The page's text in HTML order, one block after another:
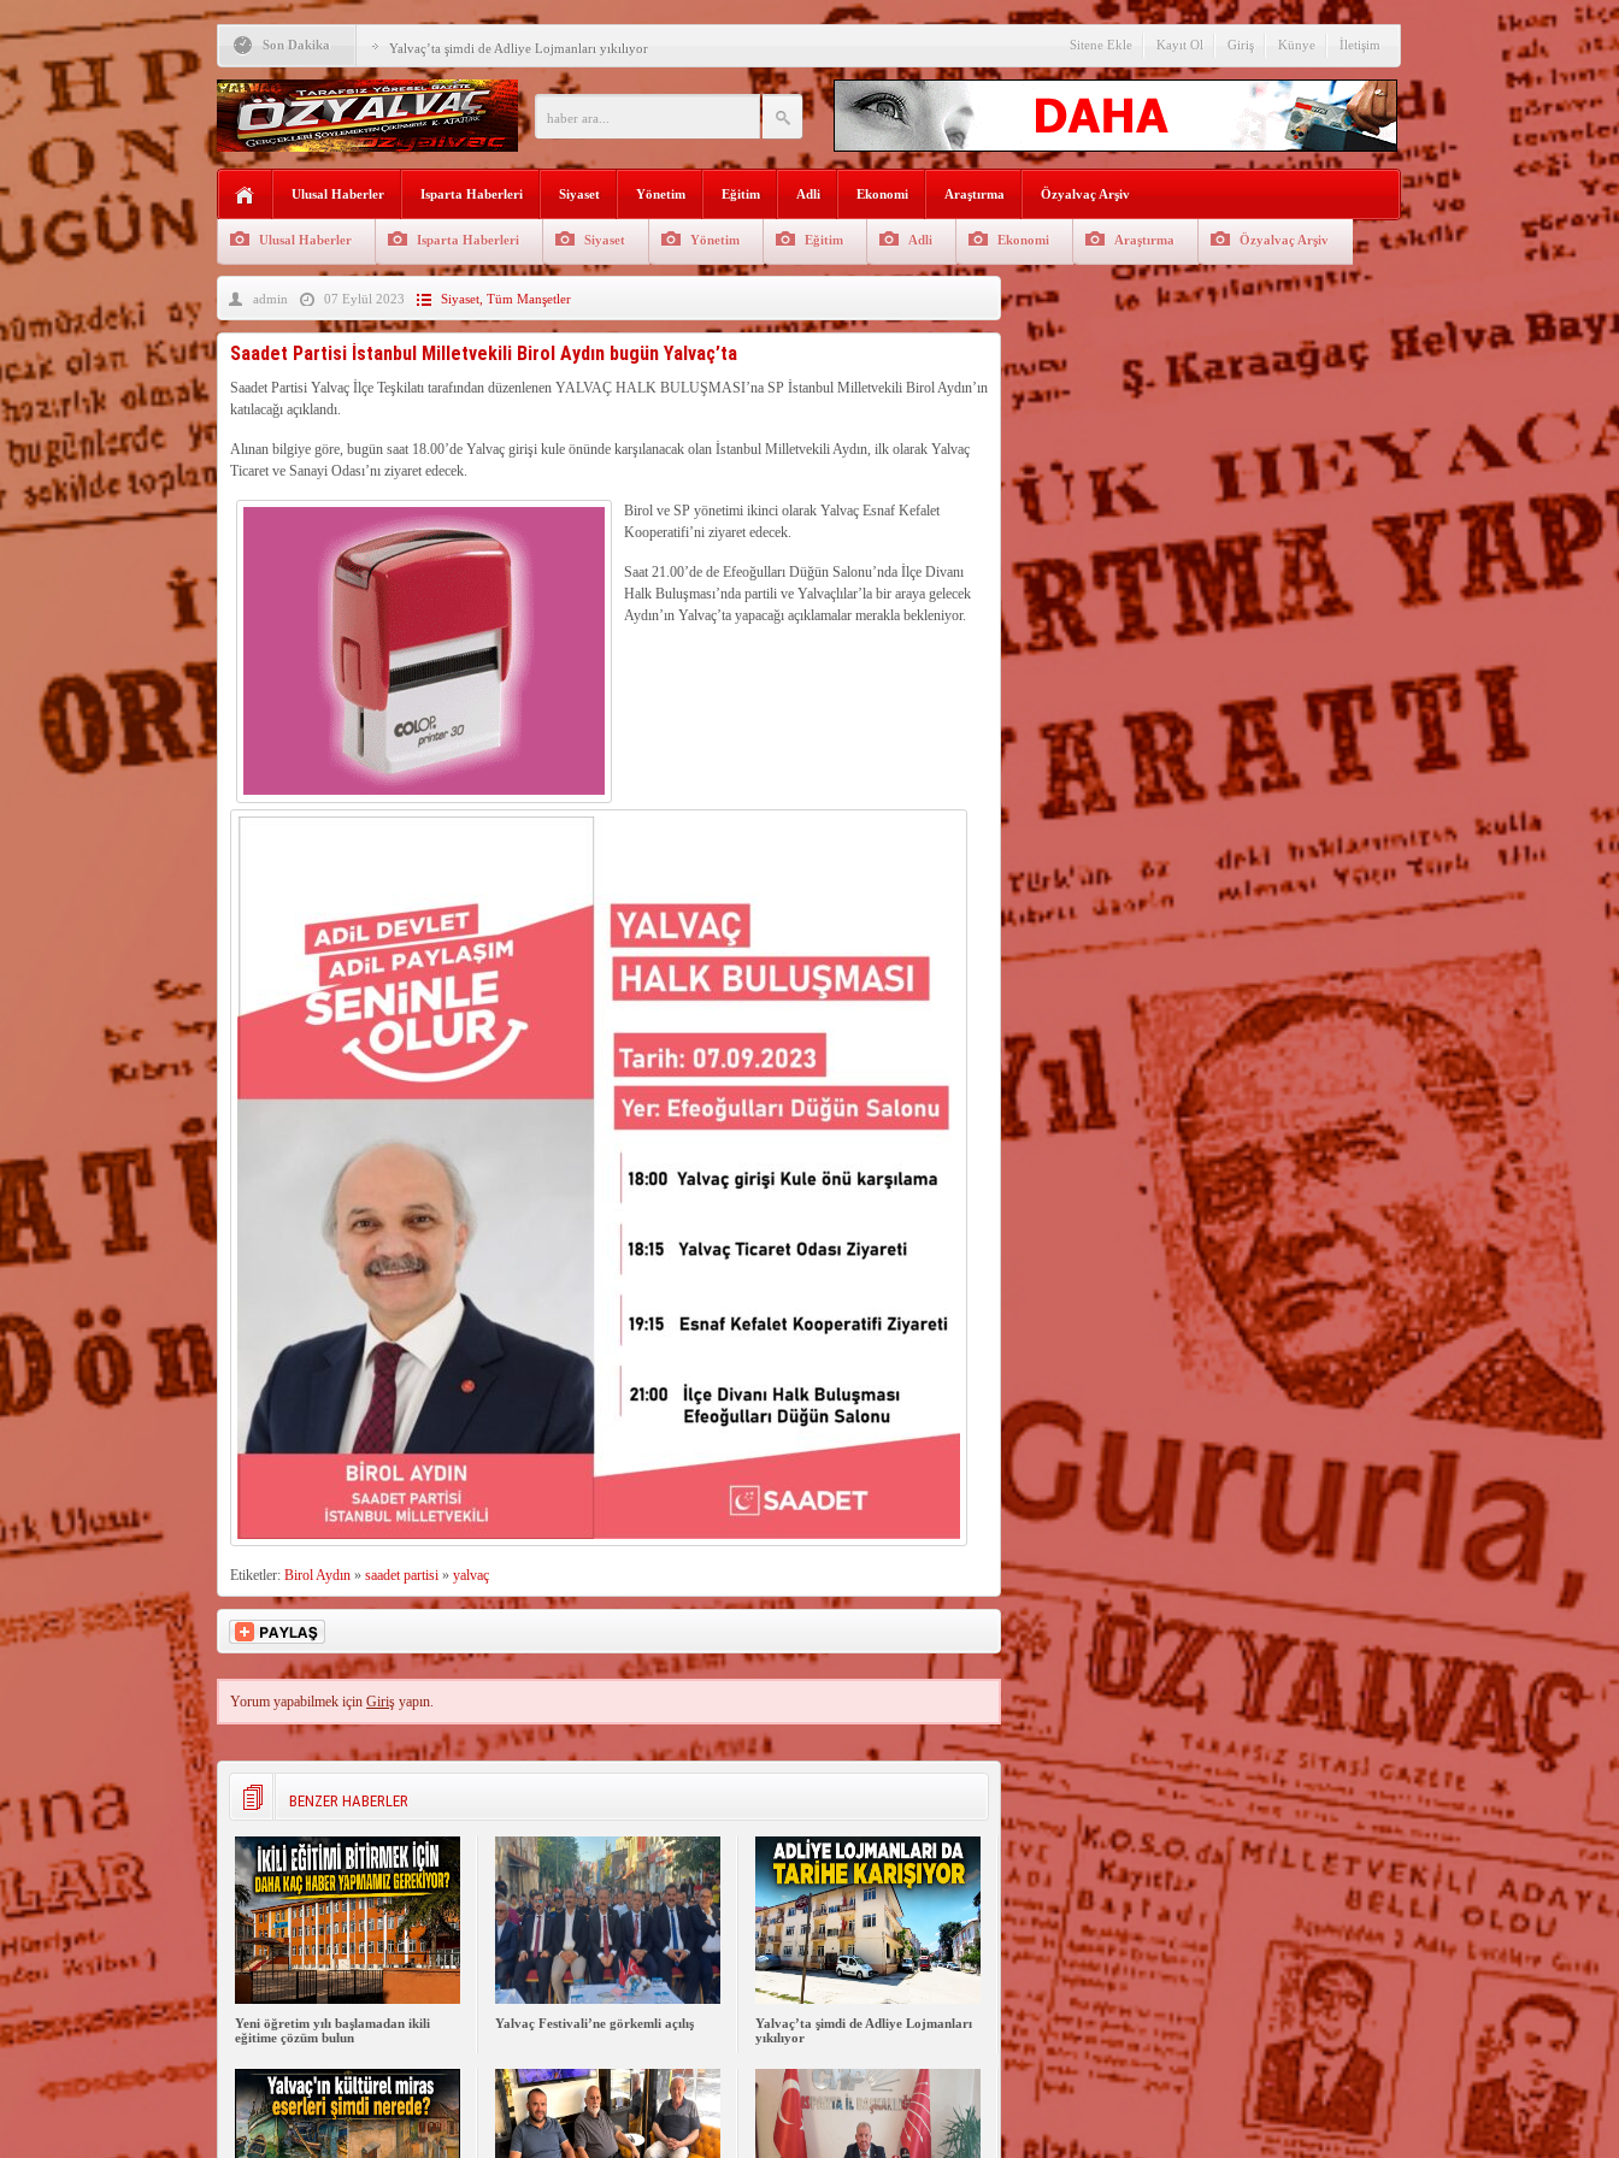
Son Dakika Yalvaç’ta şimdi de Adliye Lojmanları yıkılıyor
Bir zamanlar Yalvaç, Ünlü Türk Ressamları Koleksiyonuna
Sahipti
Bilgiç, Yalvaç’taki köşesinden siyasete mesaj verdi
Tunçbilek: “Ekmek Zammının Sorumlusu Fırıncı Değil,
Hükümettir”
Süreyya Sadi Bilgiç’ten Başkan Kodal’a ziyaret
Arıcılara 3 yılda 1900 kovan dağıtıldı
Vali Abdullah Erin Başarılı Gençlerle Bir Araya Geldi
Sitene Ekle Kayıt Ol Giriş Künye İletişim
Ulusal Haberler Isparta Haberleri Siyaset Yönetim Eğitim Adli Ekonomi Araştırma Özyalvaç Arşiv
Ulusal Haberler Isparta Haberleri Siyaset Yönetim Eğitim Adli Ekonomi Araştırma Özyalvaç Arşiv
admin 07 Eylül 2023 Siyaset, Tüm Manşetler
Saadet Partisi İstanbul Milletvekili Birol Aydın bugün Yalvaç’ta
Saadet Partisi Yalvaç İlçe Teşkilatı tarafından düzenlenen YALVAÇ HALK BULUŞMASI’na SP İstanbul Milletvekili Birol Aydın’ın
katılacağı açıklandı.
Alınan bilgiye göre, bugün saat 18.00’de Yalvaç girişi kule önünde karşılanacak olan İstanbul Milletvekili Aydın, ilk olarak Yalvaç
Ticaret ve Sanayi Odası’nı ziyaret edecek.
Birol ve SP yönetimi ikinci olarak Yalvaç Esnaf Kefalet
Kooperatifi’ni ziyaret edecek.
Saat 21.00’de de Efeoğulları Düğün Salonu’nda İlçe Divanı
Halk Buluşması’nda partili ve Yalvaçlılar’la bir araya gelecek
Aydın’ın Yalvaç’ta yapacağı açıklamalar merakla bekleniyor.
Etiketler: Birol Aydın» saadet partisi» yalvaç
Yorum yapabilmek içinGiriş yapın.
BENZER HABERLER
Yeni öğretim yılı başlamadan ikili
eğitime çözüm bulun
Yalvaç Festivali’ne görkemli açılış
Yalvaç’ta şimdi de Adliye Lojmanları
yıkılıyor